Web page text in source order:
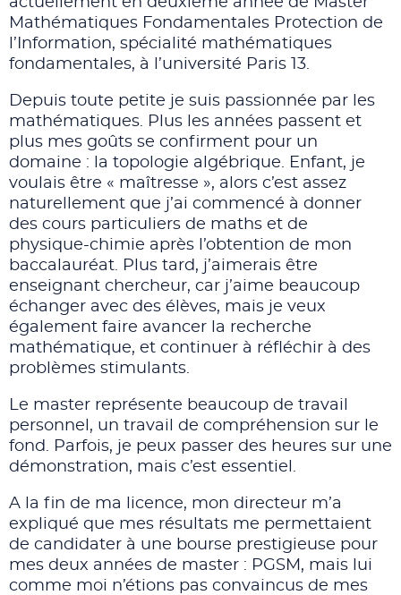
Mathématiques Fondamentales Protection de
l’Information, spécialité mathématiques
fondamentales, à l’université Paris 13.
Depuis toute petite je suis passionnée par les
mathématiques. Plus les années passent et
plus mes goûts se confirment pour un
domaine : la topologie algébrique. Enfant, je
voulais être « maîtresse », alors c’est assez
naturellement que j’ai commencé à donner
des cours particuliers de maths et de
physique-chimie après l’obtention de mon
baccalauréat. Plus tard, j’aimerais être
enseignant chercheur, car j’aime beaucoup
échanger avec des élèves, mais je veux
également faire avancer la recherche
mathématique, et continuer à réfléchir à des
problèmes stimulants.
Le master représente beaucoup de travail
personnel, un travail de compréhension sur le
fond. Parfois, je peux passer des heures sur une
démonstration, mais c’est essentiel.
A la fin de ma licence, mon directeur m’a
expliqué que mes résultats me permettaient
de candidater à une bourse prestigieuse pour
mes deux années de master : PGSM, mais lui
comme moi n’étions pas convaincus de mes